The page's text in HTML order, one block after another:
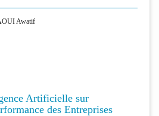
Awatif
Artificielle sur
des Entreprises